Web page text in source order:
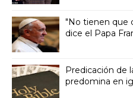
"No tienen que
dice el Papa
Predicación de
predomina en